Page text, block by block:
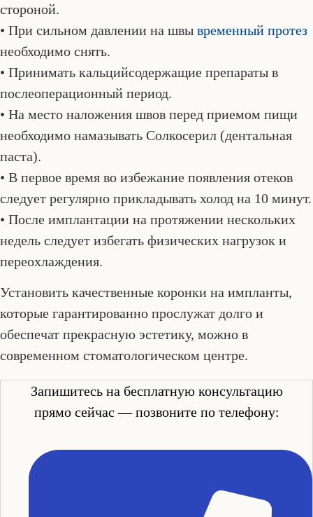
стороной.
• При сильном давлении на швы временный протез
необходимо снять.
• Принимать кальцийсодержащие препараты в
послеоперационный период.
• На место наложения швов перед приемом пищи
необходимо намазывать Солкосерил (дентальная
паста).
• В первое время во избежание появления отеков
следует регулярно прикладывать холод на 10 минут.
• После имплантации на протяжении нескольких
недель следует избегать физических нагрузок и
переохлаждения.
Установить качественные коронки на импланты,
которые гарантированно прослужат долго и
обеспечат прекрасную эстетику, можно в
современном стоматологическом центре.
Запишитесь на бесплатную консультацию
прямо сейчас — позвоните по телефону: